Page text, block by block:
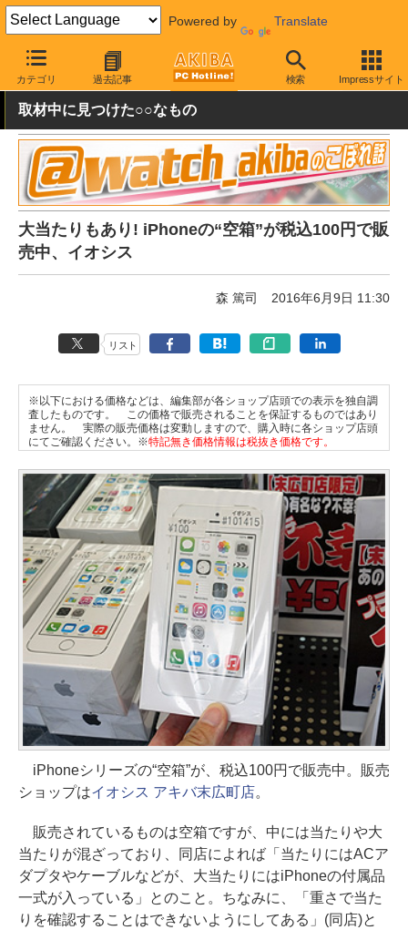
Powered by Translate
カテゴリ 過去記事 検索 Impressサイト
AKIBA PC Hotline! 秋葉原情報 価格情報 特価情報
取材中に見つけた○○なもの
大当たりもあり! iPhoneの“空箱”が税込100円で販
売中、イオシス
森 篤司 2016年6月9日 11:30
リスト
※以下における価格などは、編集部が各ショップ店頭での表示を独自調
査したものです。 この価格で販売されることを保証するものではあり
ません。 実際の販売価格は変動しますので、購入時に各ショップ店頭
にてご確認ください。※特記無き価格情報は税抜き価格です。
iPhoneシリーズの“空箱”が、税込100円で販売中。販売
ショップはイオシス アキバ末広町店。
販売されているものは空箱ですが、中には当たりや大
当たりが混ざっており、同店によれば「当たりにはACア
ダプタやケーブルなどが、大当たりにはiPhoneの付属品
一式が入っている」とのこと。ちなみに、「重さで当た
りを確認することはできないようにしてある」(同店)と